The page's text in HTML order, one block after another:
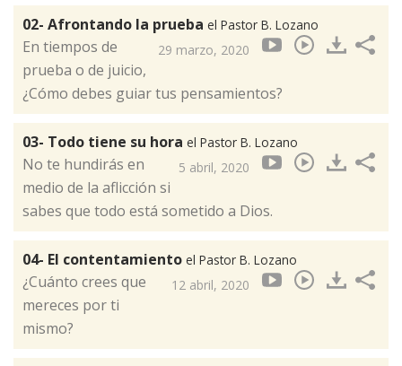
02- Afrontando la prueba el Pastor B. Lozano
29 marzo, 2020
En tiempos de
prueba o de juicio,
¿Cómo debes guiar tus pensamientos?
03- Todo tiene su hora el Pastor B. Lozano
5 abril, 2020
No te hundirás en
medio de la aflicción si
sabes que todo está sometido a Dios.
04- El contentamiento el Pastor B. Lozano
12 abril, 2020
¿Cuánto crees que
mereces por ti
mismo?